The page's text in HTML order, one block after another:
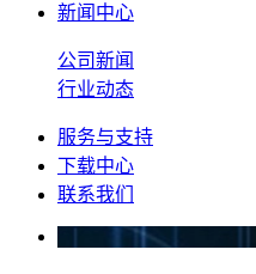
新闻中心
公司新闻
行业动态
服务与支持
下载中心
联系我们